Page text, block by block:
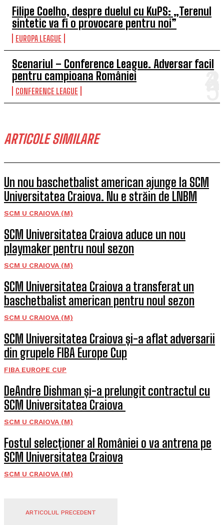
Filipe Coelho, despre duelul cu KuPS: „Terenul
sintetic va fi o provocare pentru noi”
EUROPA LEAGUE
Scenariul – Conference League. Adversar facil
pentru campioana României
CONFERENCE LEAGUE
ARTICOLE SIMILARE
Un nou baschetbalist american ajunge la SCM
Universitatea Craiova. Nu e străin de LNBM
SCM U CRAIOVA (M)
SCM Universitatea Craiova aduce un nou
playmaker pentru noul sezon
SCM U CRAIOVA (M)
SCM Universitatea Craiova a transferat un
baschetbalist american pentru noul sezon
SCM U CRAIOVA (M)
SCM Universitatea Craiova și-a aflat adversarii
din grupele FIBA Europe Cup
FIBA EUROPE CUP
DeAndre Dishman și-a prelungit contractul cu
SCM Universitatea Craiova
SCM U CRAIOVA (M)
Fostul selecționer al României o va antrena pe
SCM Universitatea Craiova
SCM U CRAIOVA (M)
ARTICOLUL PRECEDENT